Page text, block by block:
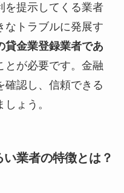
を提示してくる業者
なトラブルに発展す
貸金業登録業者であ
とが必要です。金融
確認し、信頼できる
ょう。
業者の特徴とは？